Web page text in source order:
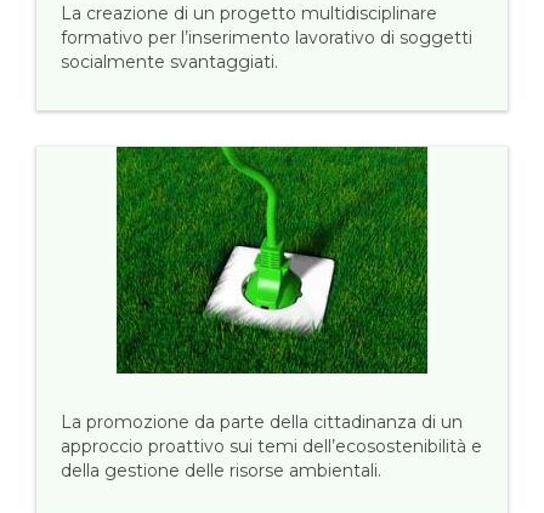
La creazione di un progetto multidisciplinare
formativo per l’inserimento lavorativo di soggetti
socialmente svantaggiati.
La promozione da parte della cittadinanza di un
approccio proattivo sui temi dell’ecosostenibilità e
della gestione delle risorse ambientali.